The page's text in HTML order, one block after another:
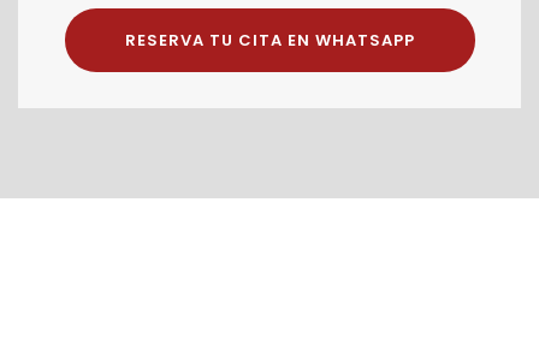
RESERVA TU CITA EN WHATSAPP